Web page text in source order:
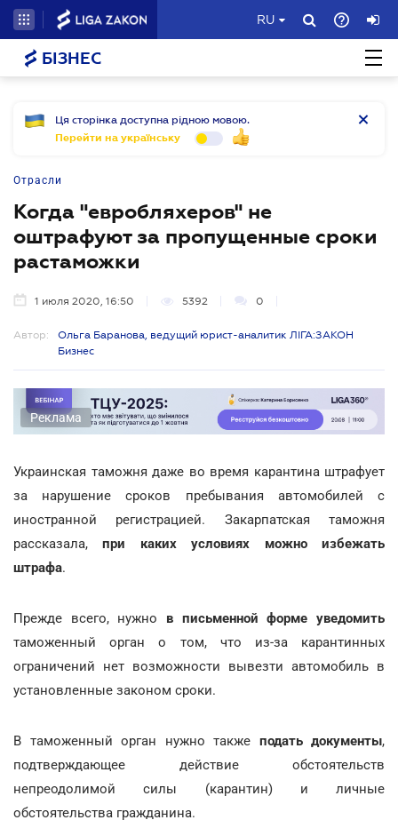
RU
БІЗНЕС
Ця сторінка доступна рідною мовою.
Перейти на українську
Отрасли
Когда "евробляхеров" не
оштрафуют за пропущенные сроки
растаможки
1 июля 2020, 16:50 5392 0
Автор:
Ольга Баранова, ведущий юрист-аналитик ЛІГА:ЗАКОН
Бизнес
Реклама
Украинская таможня даже во время карантина штрафует
за нарушение сроков пребывания автомобилей с
иностранной регистрацией. Закарпатская таможня
рассказала,при каких условиях можно избежать
штрафа.
Прежде всего, нужно в письменной форме уведомить
таможенный орган о том, что из-за карантинных
ограничений нет возможности вывезти автомобиль в
установленные законом сроки.
В таможенный орган нужно также подать документы,
подтверждающее действие обстоятельств
непреодолимой силы (карантин) и личные
обстоятельства гражданина.